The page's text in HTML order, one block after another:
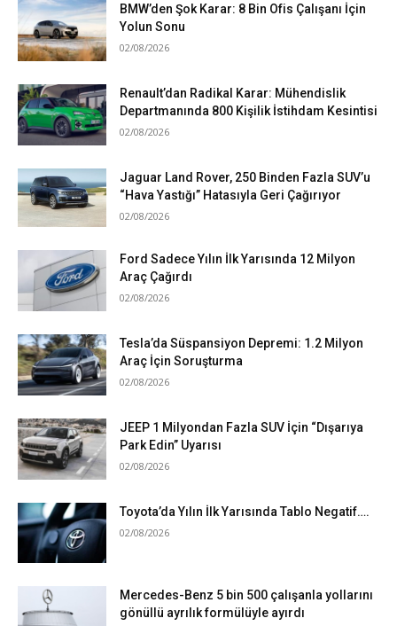
BMW’den Şok Karar: 8 Bin Ofis Çalışanı İçin
Yolun Sonu
02/08/2026
Renault’dan Radikal Karar: Mühendislik
Departmanında 800 Kişilik İstihdam Kesintisi
02/08/2026
Jaguar Land Rover, 250 Binden Fazla SUV’u
“Hava Yastığı” Hatasıyla Geri Çağırıyor
02/08/2026
Ford Sadece Yılın İlk Yarısında 12 Milyon
Araç Çağırdı
02/08/2026
Tesla’da Süspansiyon Depremi: 1.2 Milyon
Araç İçin Soruşturma
02/08/2026
JEEP 1 Milyondan Fazla SUV İçin “Dışarıya
Park Edin” Uyarısı
02/08/2026
Toyota’da Yılın İlk Yarısında Tablo Negatif….
02/08/2026
Mercedes-Benz 5 bin 500 çalışanla yollarını
gönüllü ayrılık formülüyle ayırdı